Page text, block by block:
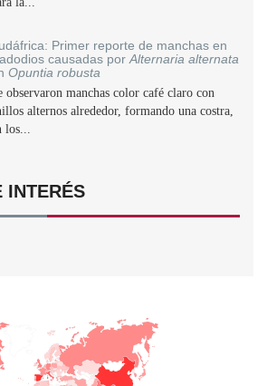
Primer reporte de manchas en
causadas por Alternaria alternata
Opuntia robusta
observaron manchas color café claro con
alternos alrededor, formando una costra,
los...
INTERÉS